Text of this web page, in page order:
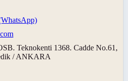
Teknokenti 1368. Cadde No.61,
/ ANKARA